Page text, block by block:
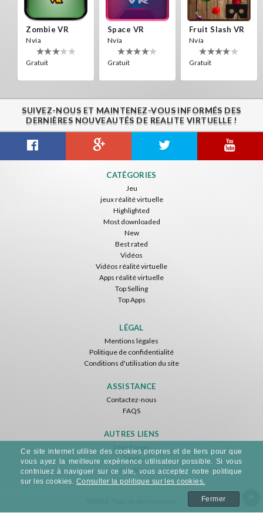
Gratuit
Gratuit Gratuit Gratuit
DROPDOWN VR
ToroGames
Gratuit
Off Road Simulator VR
IDC Games ToroGames
Guitar VR
Gratuit
Zombie VR
Nvía
Gratuit
Space VR
Nvía
Gratuit
Fruit Slash VR
Nvía
Gratuit
Gratuit
IDC Games
Gratuit
RUNNER VR
Nvía
SUIVEZ-NOUS ET MAINTENEZ-VOUS INFORMÉS DES
DERNIÈRES NOUVEAUTÉS DE REALITE VIRTUELLE !
CATÉGORIES
Jeu
jeux réalité virtuelle
Highlighted
Most downloaded
New
Best rated
Vidéos
Vidéos réalité virtuelle
Apps réalité virtuelle
Top Selling
Top Apps
LÉGAL
Mentions légales
Politique de confidentialité
Conditions d'utilisation du site
ASSISTANCE
Contactez-nous
FAQS
AUTRES LIENS
Télécharger
Feed
Sitemap
Ce site internet utilise des cookies propres et de tiers pour que
vous ayez la meilleure expérience utilisateur possible. Si vous
contniuez à naviguer sur ce site, vous acceptez notre politique
sur les cookies. Consulter la politique sur les cookies.
Fermer